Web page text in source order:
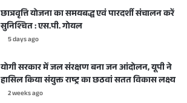
छात्रवृत्ति योजना का समयबद्ध एवं पारदर्शी संचालन करें
सुनिश्चित : एस.पी. गोयल
5 days ago
योगी सरकार में जल संरक्षण बना जन आंदोलन, यूपी ने
हासिल किया संयुक्त राष्ट्र का छठवां सतत विकास लक्ष्य
2 weeks ago